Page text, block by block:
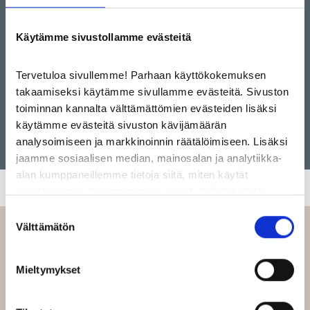
Käytämme sivustollamme evästeitä
Tervetuloa sivullemme! Parhaan käyttökokemuksen
takaamiseksi käytämme sivullamme evästeitä. Sivuston
toiminnan kannalta välttämättömien evästeiden lisäksi
käytämme evästeitä sivuston kävijämäärän
analysoimiseen ja markkinoinnin räätälöimiseen. Lisäksi
jaamme sosiaalisen median, mainosalan ja analytiikka-
alan kumppaneillemme tietoja siitä, miten käytät
kerätty, kun olet käyttänyt heidän palvelujaan.
kiinnostuksen kohteista sen perusteella millaisilla
valinta
Välttämätön
Mieltymykset